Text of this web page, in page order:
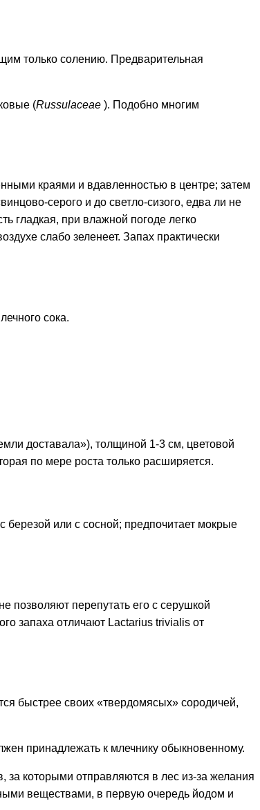
только солению. Предварительная
(Russulaceae ). Подобно многим
краями и вдавленностью в центре; затем
серого и до светло-сизого, едва ли не
гладкая, при влажной погоде легко
слабо зеленеет. Запах практически
сока.
доставала»), толщиной 1-3 см, цветовой
по мере роста только расширяется.
березой или с сосной; предпочитает мокрые
позволяют перепутать его с серушкой
запаха отличают Lactarius trivialis от
быстрее своих «твердомясых» сородичей,
принадлежать к млечнику обыкновенному.
за которыми отправляются в лес из-за желания
веществами, в первую очередь йодом и